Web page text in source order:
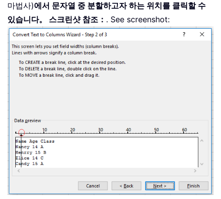
마법사)에서 문자열 중 분할하고자 하는 위치를 클릭할 수
있습니다。 스크린샷 참조： . See screenshot: